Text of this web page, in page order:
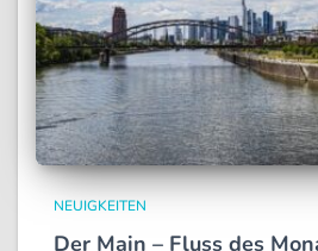
NEUIGKEITEN
Der Main – Fluss des